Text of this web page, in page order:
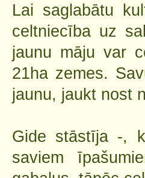
Lai saglabātu
celtniecība uz
jaunu māju var
21ha zemes.
jaunu, jaukt nost
Gide stāstīja -,
saviem